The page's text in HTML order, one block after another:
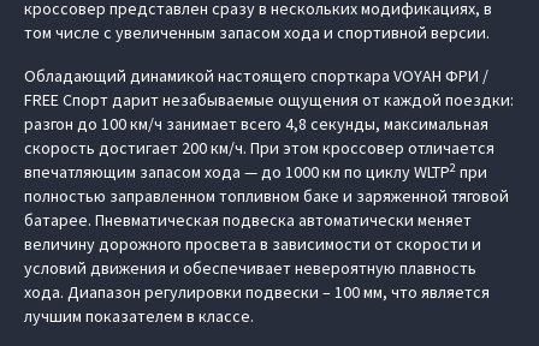
кроссовер представлен сразу в нескольких модификациях, в
том числе с увеличенным запасом хода и спортивной версии.
Обладающий динамикой настоящего спорткара VOYAH ФРИ /
FREE Спорт дарит незабываемые ощущения от каждой поездки:
разгон до 100 км/ч занимает всего 4,8 секунды, максимальная
скорость достигает 200 км/ч. При этом кроссовер отличается
впечатляющим запасом хода — до 1000 км по циклу WLTP2 при
полностью заправленном топливном баке и заряженной тяговой
батарее. Пневматическая подвеска автоматически меняет
величину дорожного просвета в зависимости от скорости и
условий движения и обеспечивает невероятную плавность
хода. Диапазон регулировки подвески – 100 мм, что является
лучшим показателем в классе.